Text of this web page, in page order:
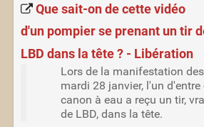
Que sait-on de cette vidéo
d'un pompier se prenant un tir
LBD dans la tête ? - Libération
Lors de la manifestation
mardi 28 janvier, l'un
canon à eau a reçu un tir,
de LBD, dans la tête.